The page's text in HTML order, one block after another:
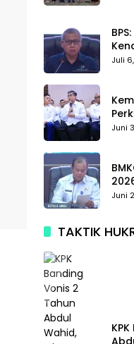
Juli
Juni
Juni
TAKTIK